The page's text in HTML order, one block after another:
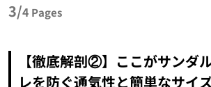
3/4 Pages
【徹底解剖②】ここがサンダ
レを防ぐ通気性と簡単なサイ